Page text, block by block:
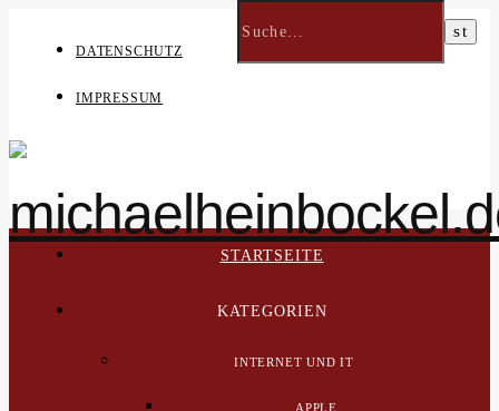
DATENSCHUTZ
IMPRESSUM
STARTSEITE
KATEGORIEN
INTERNET UND IT
APPLE